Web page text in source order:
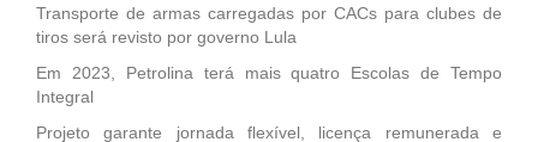
Transporte de armas carregadas por CACs para clubes de
tiros será revisto por governo Lula
Em 2023, Petrolina terá mais quatro Escolas de Tempo
Integral
Projeto garante jornada flexível, licença remunerada e